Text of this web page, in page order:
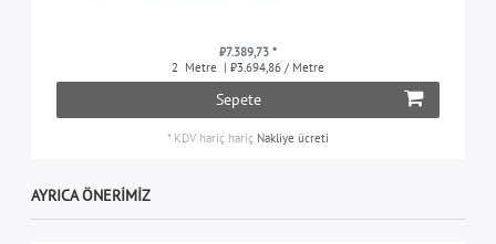
₺7.389,73 *
2 Metre | ₺3.694,86 / Metre
Sepete
* KDV hariç hariç Nakliye ücreti
AYRICA ÖNERIMIZ